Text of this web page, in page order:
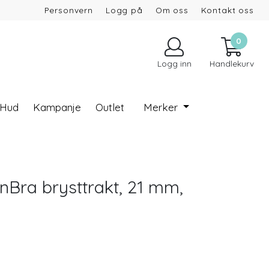
Personvern Logg på Om oss Kontakt oss
Logg inn
0
Handlekurv
Kampanje Outlet Merker
brysttrakt, 21 mm,